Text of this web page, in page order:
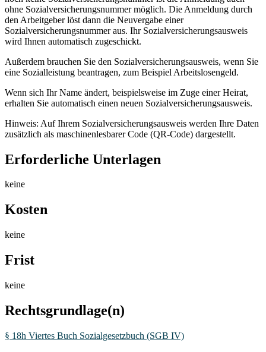
ohne Sozialversicherungsnummer möglich. Die Anmeldung durch
den Arbeitgeber löst dann die Neuvergabe einer
Sozialversicherungsnummer aus. Ihr Sozialversicherungsausweis
wird Ihnen automatisch zugeschickt.
Außerdem brauchen Sie den Sozialversicherungsausweis, wenn Sie
eine Sozialleistung beantragen, zum Beispiel Arbeitslosengeld.
Wenn sich Ihr Name ändert, beispielsweise im Zuge einer Heirat,
erhalten Sie automatisch einen neuen Sozialversicherungsausweis.
Hinweis: Auf Ihrem Sozialversicherungsausweis werden Ihre Daten
zusätzlich als maschinenlesbarer Code (QR-Code) dargestellt.
Erforderliche Unterlagen
keine
Kosten
keine
Frist
keine
Rechtsgrundlage(n)
§ 18h Viertes Buch Sozialgesetzbuch (SGB IV)